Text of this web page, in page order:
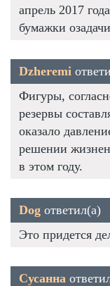
апрель 2017
бумажки
Dzheremi
Фигуры,
резервы
оказало
решении
в этом году.
Dog ответил(а)
Это придется
Сусанна